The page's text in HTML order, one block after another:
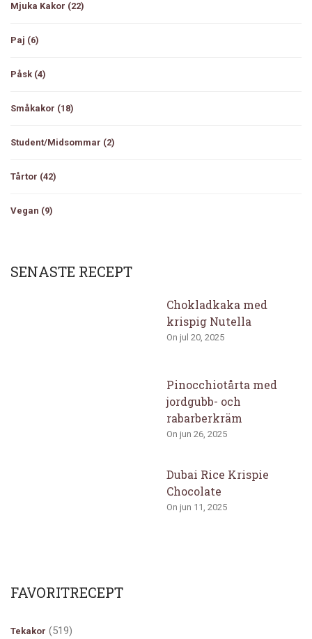
Mjuka Kakor (22)
Paj (6)
Påsk (4)
Småkakor (18)
Student/Midsommar (2)
Tårtor (42)
Vegan (9)
SENASTE RECEPT
Chokladkaka med
krispig Nutella
On jul 20, 2025
Pinocchiotårta med
jordgubb- och
rabarberkräm
On jun 26, 2025
Dubai Rice Krispie
Chocolate
On jun 11, 2025
FAVORITRECEPT
Tekakor (519)